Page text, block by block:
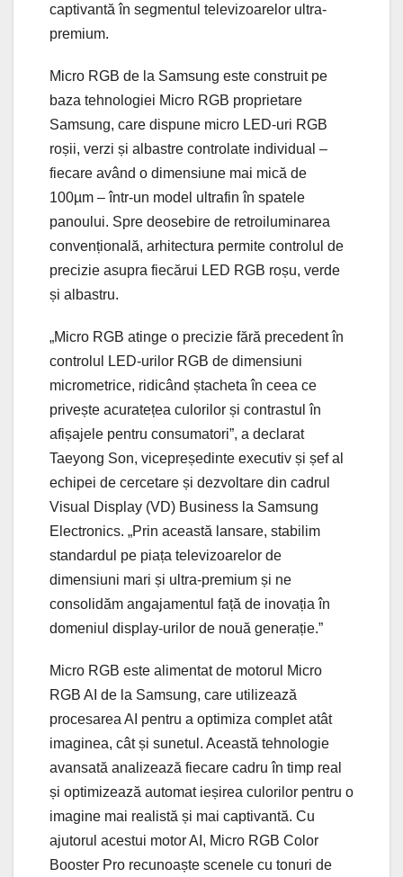
captivantă în segmentul televizoarelor ultra-
premium.
Micro RGB de la Samsung este construit pe
baza tehnologiei Micro RGB proprietare
Samsung, care dispune micro LED-uri RGB
roșii, verzi și albastre controlate individual –
fiecare având o dimensiune mai mică de
100µm – într-un model ultrafin în spatele
panoului. Spre deosebire de retroiluminarea
convențională, arhitectura permite controlul de
precizie asupra fiecărui LED RGB roșu, verde
și albastru.
„Micro RGB atinge o precizie fără precedent în
controlul LED-urilor RGB de dimensiuni
micrometrice, ridicând ștacheta în ceea ce
privește acuratețea culorilor și contrastul în
afișajele pentru consumatori”, a declarat
Taeyong Son, vicepreședinte executiv și șef al
echipei de cercetare și dezvoltare din cadrul
Visual Display (VD) Business la Samsung
Electronics. „Prin această lansare, stabilim
standardul pe piața televizoarelor de
dimensiuni mari și ultra-premium și ne
consolidăm angajamentul față de inovația în
domeniul display-urilor de nouă generație.”
Micro RGB este alimentat de motorul Micro
RGB AI de la Samsung, care utilizează
procesarea AI pentru a optimiza complet atât
imaginea, cât și sunetul. Această tehnologie
avansată analizează fiecare cadru în timp real
și optimizează automat ieșirea culorilor pentru o
imagine mai realistă și mai captivantă. Cu
ajutorul acestui motor AI, Micro RGB Color
Booster Pro recunoaște scenele cu tonuri de